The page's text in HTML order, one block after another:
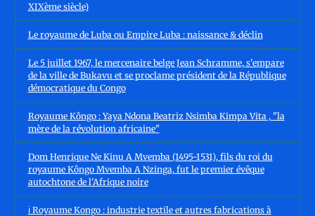
XIXème siècle)
Le royaume de Luba ou Empire Luba : naissance & déclin
Le 5 juillet 1967, le mercenaire belge Jean Schramme, s'empare
de la ville de Bukavu et se proclame président de la République
démocratique du Congo
Royaume Kôngo : Yaya Ndona Beatriz Nsimba Kimpa Vita , "la
mère de la révolution africaine"
Dom Henrique Ne Kinu A Mvemba (1495-1531), fils du roi du
royaume Kôngo Mvemba A Nzinga, fut le premier évêque
autochtone de l'Afrique noire
ℹ️ Royaume Kongo : industrie textile et autres fabrications à